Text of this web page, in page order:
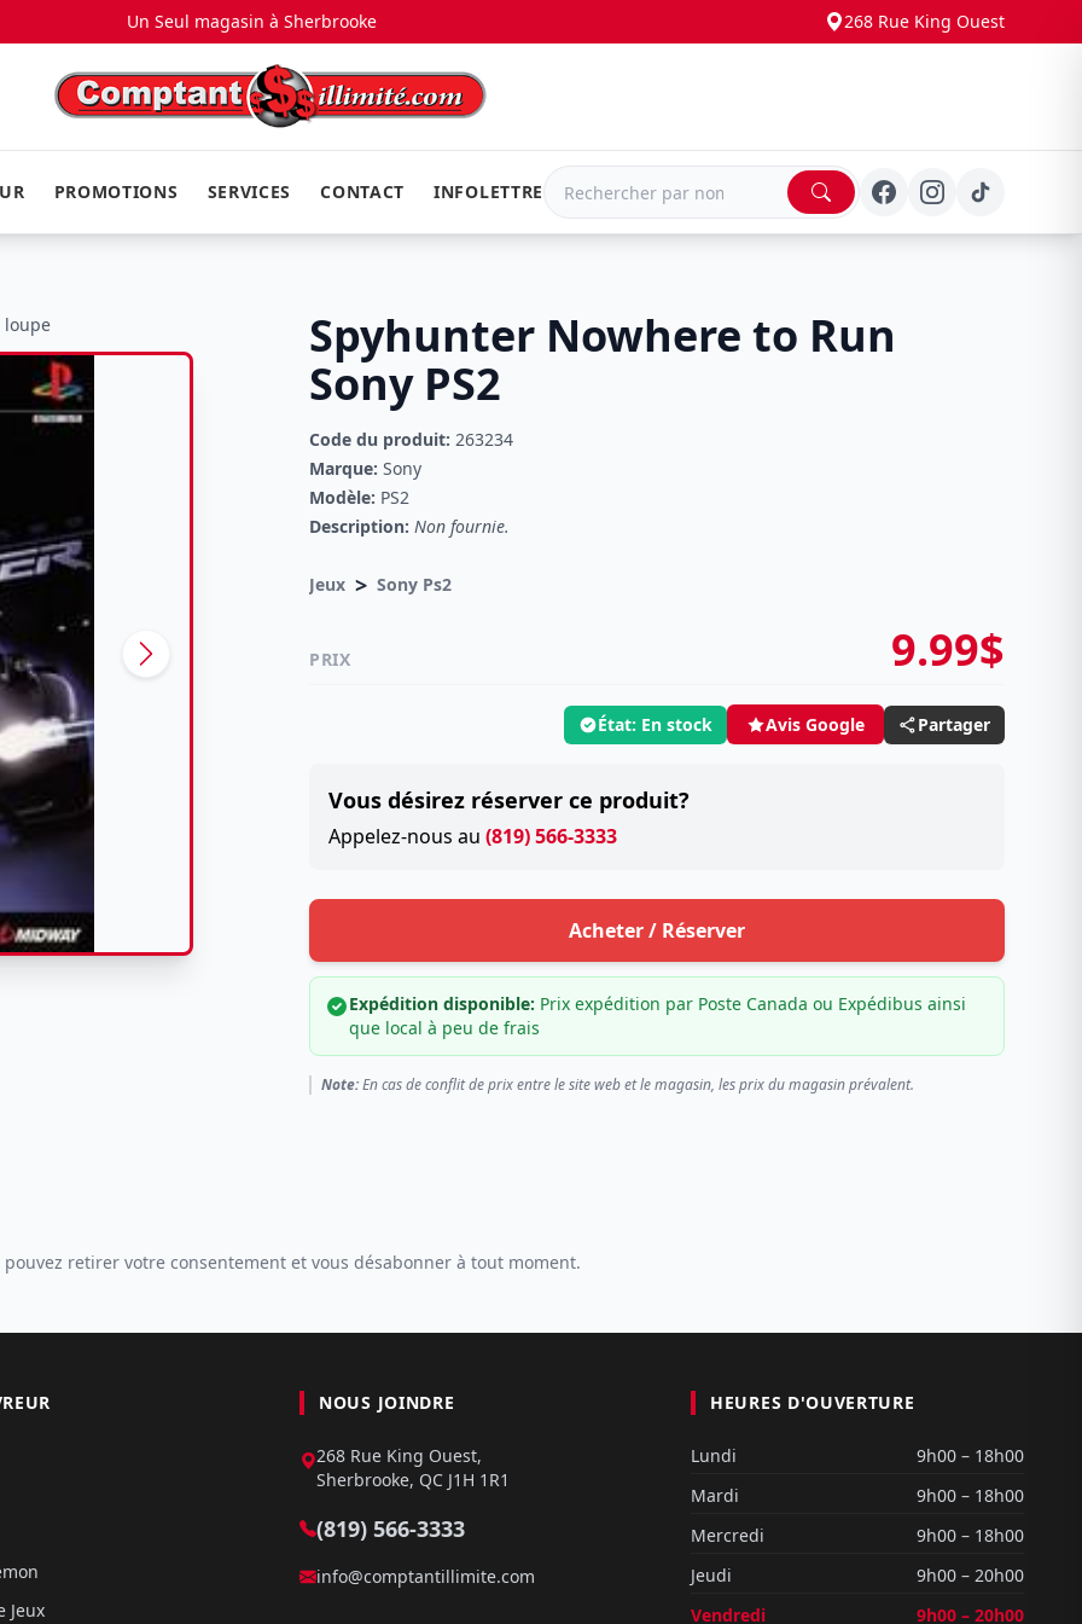
Un Seul magasin à Sherbrooke 268 Rue King Ouest
PROMOTIONS SERVICES CONTACT INFOLETTRE
loupe
Spyhunter Nowhere to Run
Sony PS2
Code du produit: 263234
Marque: Sony
Modèle: PS2
Description: Non fournie.
Jeux > Sony Ps2
PRIX 9.99$
État: En stock Avis Google Partager
Vous désirez réserver ce produit?
Appelez-nous au (819) 566-3333
Acheter / Réserver
Expédition disponible: Prix expédition par Poste Canada ou Expédibus ainsi
que local à peu de frais
Note:En cas de conflit de prix entre le site web et le magasin, les prix du magasin prévalent.
pouvez retirer votre consentement et vous désabonner à tout moment.
Jeux
NOUS JOINDRE
268 Rue King Ouest,
Sherbrooke, QC J1H 1R1
(819) 566-3333
info@comptantillimite.com
HEURES D'OUVERTURE
Lundi
9h00 – 18h00
Mardi
9h00 – 18h00
Mercredi
9h00 – 18h00
Jeudi
9h00 – 20h00
Vendredi
9h00 – 20h00